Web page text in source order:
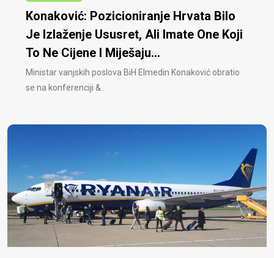
Konaković: Pozicioniranje Hrvata Bilo
Je Izlaženje Ususret, Ali Imate One Koji
To Ne Cijene I Miješaju...
Ministar vanjskih poslova BiH Elmedin Konaković obratio
se na konferenciji &..